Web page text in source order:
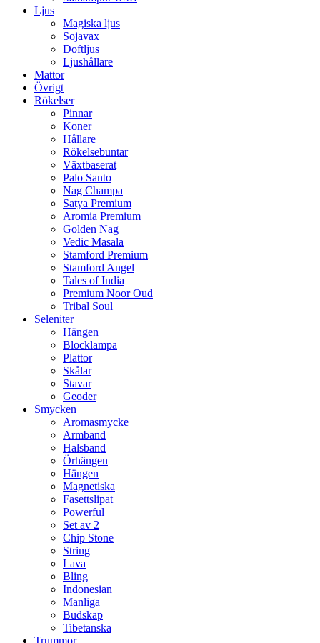
Ljus
Magiska ljus
Sojavax
Doftljus
Ljushållare
Mattor
Övrigt
Rökelser
Pinnar
Koner
Hållare
Rökelsebuntar
Växtbaserat
Palo Santo
Nag Champa
Satya Premium
Aromia Premium
Golden Nag
Vedic Masala
Stamford Premium
Stamford Angel
Tales of India
Premium Noor Oud
Tribal Soul
Seleniter
Hängen
Blocklampa
Plattor
Skålar
Stavar
Geoder
Smycken
Aromasmycke
Armband
Halsband
Örhängen
Hängen
Magnetiska
Fasettslipat
Powerful
Set av 2
Chip Stone
String
Lava
Bling
Indonesian
Manliga
Budskap
Tibetanska